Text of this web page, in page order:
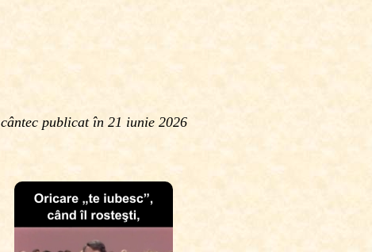
cântec publicat în 21 iunie 2026